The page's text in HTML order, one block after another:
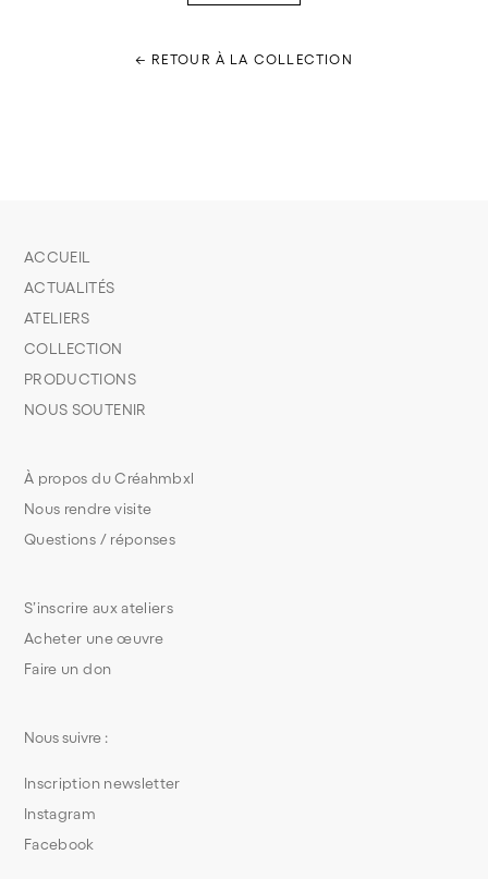
← RETOUR À LA COLLECTION
S’inscrire aux ateliers
Acheter une œuvre
Faire un don
À propos du Créahmbxl
Nous rendre visite
Questions / réponses
ACCUEIL
ACTUALITÉS
ATELIERS
COLLECTION
PRODUCTIONS
NOUS SOUTENIR
Nous suivre :
Inscription newsletter
Instagram
Facebook